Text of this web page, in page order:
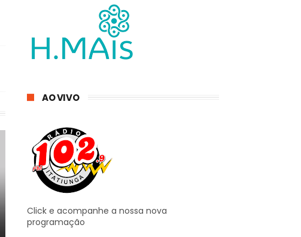
AO VIVO
Click e acompanhe a nossa nova
programação